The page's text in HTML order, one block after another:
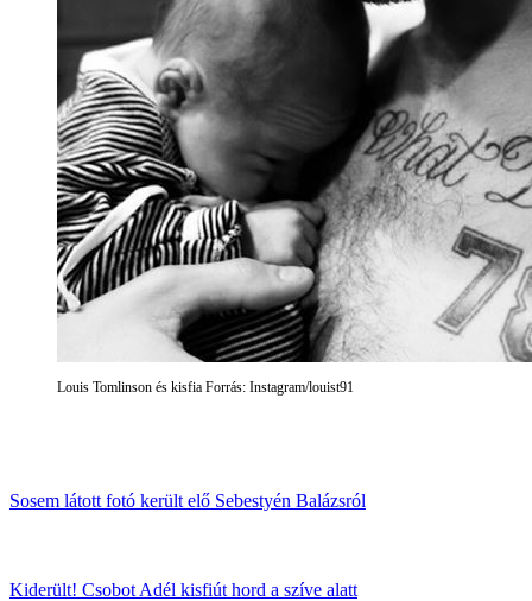
Louis Tomlinson és kisfia Forrás: Instagram/louist91
Sosem látott fotó került elő Sebestyén Balázsról
Kiderült! Csobot Adél kisfiút hord a szíve alatt